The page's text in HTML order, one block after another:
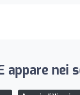
appare nei